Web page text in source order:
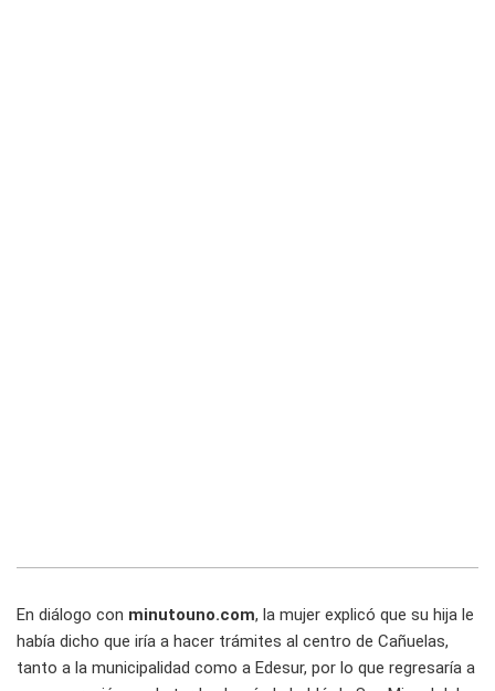
En diálogo con minutouno.com, la mujer explicó que su hija le
había dicho que iría a hacer trámites al centro de Cañuelas,
tanto a la municipalidad como a Edesur, por lo que regresaría a